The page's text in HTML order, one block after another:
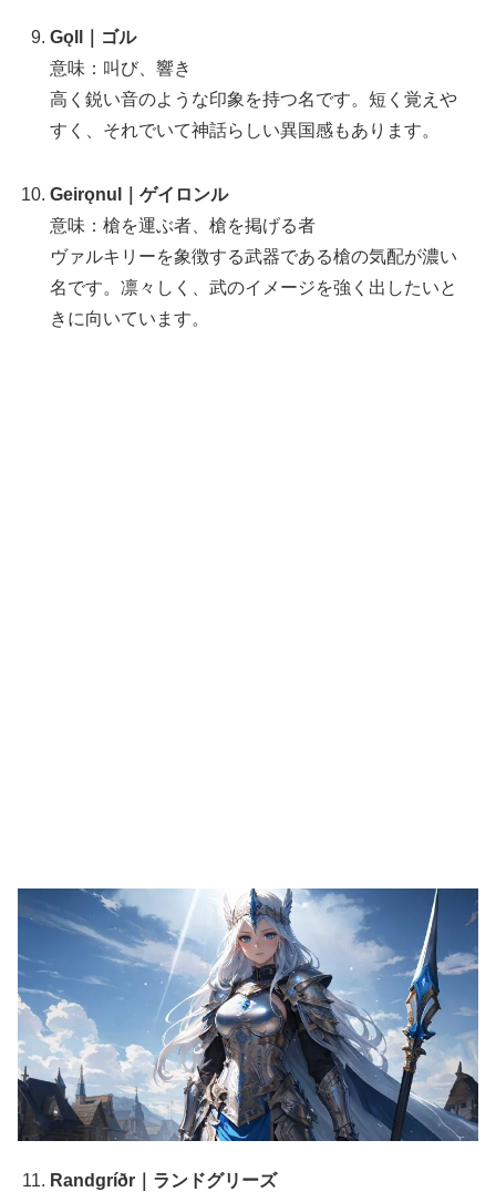
Gǫll｜ゴル
意味：叫び、響き
高く鋭い音のような印象を持つ名です。短く覚えや
すく、それでいて神話らしい異国感もあります。
Geirǫnul｜ゲイロンル
意味：槍を運ぶ者、槍を掲げる者
ヴァルキリーを象徴する武器である槍の気配が濃い
名です。凛々しく、武のイメージを強く出したいと
きに向いています。
Randgríðr｜ランドグリーズ